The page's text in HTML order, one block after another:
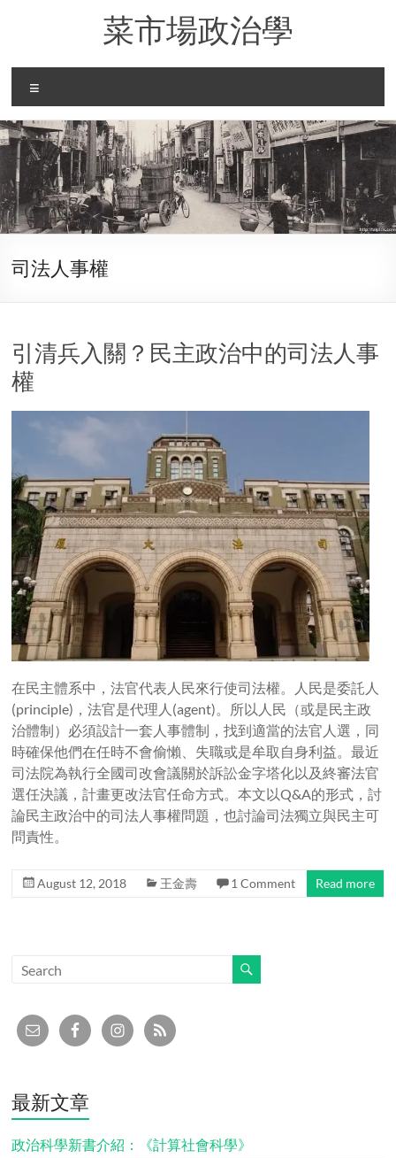
菜市場政治學
司法人事權
引清兵入關？民主政治中的司法人事
權
在民主體系中，法官代表人民來行使司法權。人民是委託人
(principle)，法官是代理人(agent)。所以人民（或是民主政
治體制）必須設計一套人事體制，找到適當的法官人選，同
時確保他們在任時不會偷懶、失職或是牟取自身利益。最近
司法院為執行全國司改會議關於訴訟金字塔化以及終審法官
選任決議，計畫更改法官任命方式。本文以Q&A的形式，討
論民主政治中的司法人事權問題，也討論司法獨立與民主可
問責性。
August 12, 2018 王金壽 1 Comment Read more
最新文章
政治科學新書介紹：《計算社會科學》